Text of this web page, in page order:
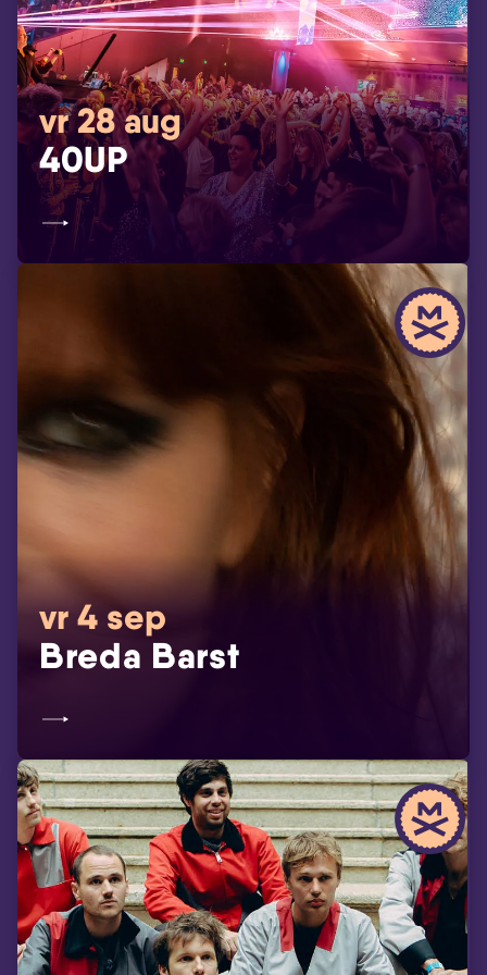
vr 28 aug
40UP
vr 4 sep
Breda Barst